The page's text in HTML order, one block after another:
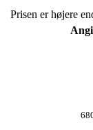
Prisen er højere